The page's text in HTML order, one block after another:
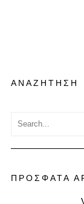
ΑΝΑΖΗΤΗΣΗ
ΠΡΟΣΦΑΤΑ